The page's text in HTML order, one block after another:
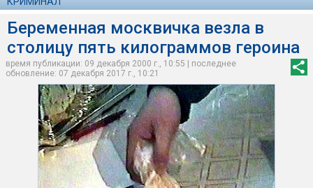
Беременная москвичка везла в
столицу пять килограммов героина
время публикации: 09 декабря 2000 г., 10:55 | последнее
обновление: 07 декабря 2017 г., 10:21